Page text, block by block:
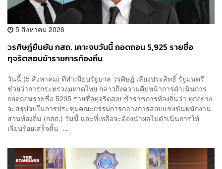
5 สิงหาคม 2026
วรศิษฎ์ยืนยัน กสถ. เคาะจบวันนี้ ถอดถอน 5,925 รายชื่อ
ทุจริตสอบข้าราชการท้องถิ่น
วันนี้ (5 สิงหาคม) ที่ทำเนียบ​รัฐบาล​ วรศิษฎ์​ เลียง​ประสิทธิ์​ รัฐมนตรี​
ช่วยว่าการ​กระทรวง​มหาดไทย​ กล่าวถึงความคืบหน้าการดำเนินการ
ถอดถอนรายชื่อ 5295 รายชื่อทุจริตสอบข้าราชการท้องถิ่นว่า​ ทุกอย่าง
จะสรุปจบในการประชุม​คณะกรรมการกลางการสอบแข่งขันพนักงาน
ส่วนท้องถิ่น​ (กสถ.) ​วันนี้​ และที่เหลือจะต้องนำผลไปดำเนินการให้
เรียบร้อยเสร็จ​สิ้น​ ...